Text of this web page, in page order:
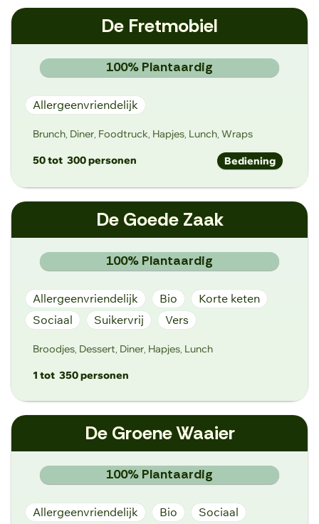
www.davaidumplings.com
Stationstraat 114, 9260 Schellebelle
De Fretmobiel
100% Plantaardig
Allergeenvriendelijk
Brunch Diner Foodtruck Hapjes Lunch Wraps
50 tot 300 personen Bediening
www.fretmobiel.be
Heidestraat 24, 1785 Merchtem
De Goede Zaak
100% Plantaardig
Allergeenvriendelijk Bio
Korte keten
Sociaal
Suikervrij Vers
Broodjes Dessert Diner Hapjes Lunch
1 tot 350 personen
http://de-goede-zaak.be
Latemdreef 42, 9630 Sint-Maria-Latem
De Groene Waaier
100% Plantaardig
Allergeenvriendelijk Bio
Sociaal